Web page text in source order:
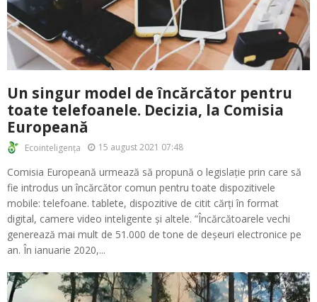
Un singur model de încărcător pentru
toate telefoanele. Decizia, la Comisia
Europeană
Ecointeligența 15 august 2021 07:48
Comisia Europeană urmează să propună o legislație prin care să
fie introdus un încărcător comun pentru toate dispozitivele
mobile: telefoane. tablete, dispozitive de citit cărți în format
digital, camere video inteligente și altele. ”Încărcătoarele vechi
generează mai mult de 51.000 de tone de deșeuri electronice pe
an. În ianuarie 2020,...